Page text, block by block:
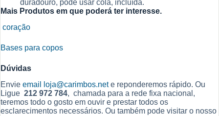
duradouro, pode usar cola, incluída.
Mais Produtos em que poderá ter interesse.
coração
Bases para copos
Dúvidas
Envie email loja@carimbos.nete reponderemos rápido. Ou
Ligue 212 972 784, chamada para a rede fixa nacional,
teremos todo o gosto em ouvir e prestar todos os
esclarecimentos necessários. Ou também pode visitar o nosso